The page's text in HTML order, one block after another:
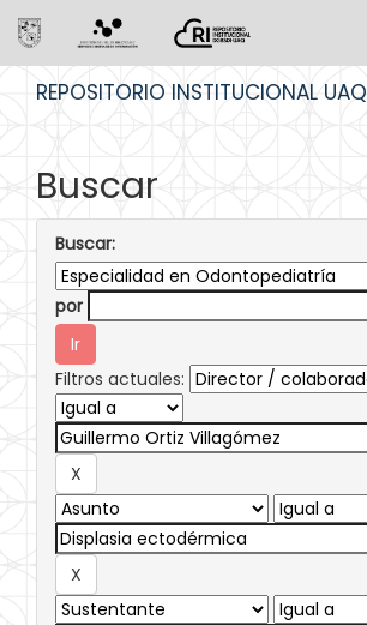
REPOSITORIO INSTITUCIONAL UAQ
Buscar
Buscar:
por
Filtros actuales: